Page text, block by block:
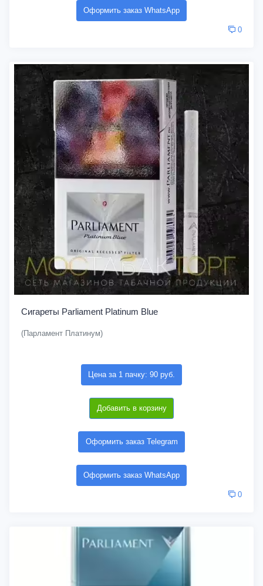
Оформить заказ WhatsApp
0
Сигареты Parliament Platinum Blue
(Парламент Платинум)
Цена за 1 пачку: 90 руб.
Добавить в корзину
Оформить заказ Telegram
Оформить заказ WhatsApp
0